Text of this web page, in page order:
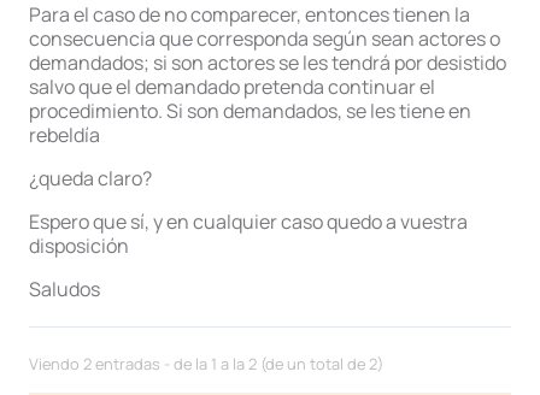
Para el caso de no comparecer, entonces tienen la
consecuencia que corresponda según sean actores o
demandados; si son actores se les tendrá por desistido
salvo que el demandado pretenda continuar el
procedimiento. Si son demandados, se les tiene en
rebeldía
¿queda claro?
Espero que sí, y en cualquier caso quedo a vuestra
disposición
Saludos
Viendo 2 entradas - de la 1 a la 2 (de un total de 2)